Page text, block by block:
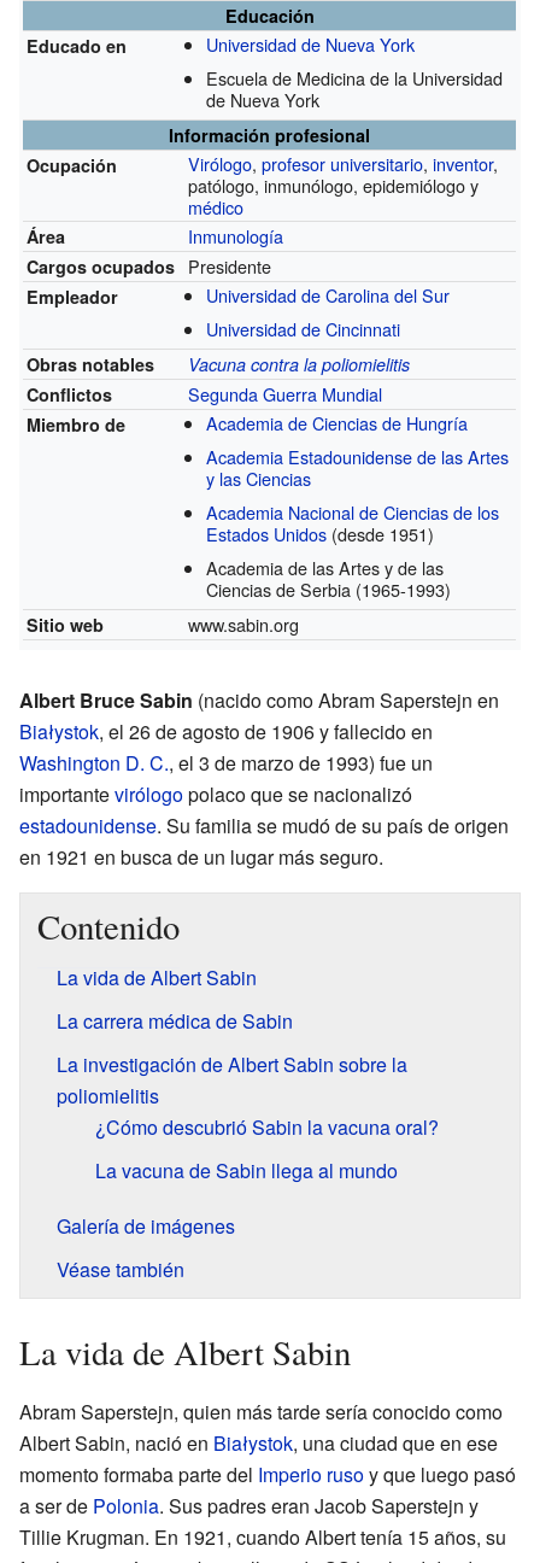
Educación
Educado en
Universidad de Nueva York
Escuela de Medicina de la Universidad
de Nueva York
Información profesional
Ocupación
Virólogo,profesor universitario,inventor,
patólogo, inmunólogo, epidemiólogo y
médico
Área Inmunología
Cargos ocupados Presidente
Empleador
Universidad de Carolina del Sur
Universidad de Cincinnati
Obras notables
Vacuna contra la poliomielitis
Conflictos
Segunda Guerra Mundial
Miembro de
Academia de Ciencias de Hungría
Academia Estadounidense de las Artes
y las Ciencias
Academia Nacional de Ciencias de los
Estados Unidos (desde 1951)
Academia de las Artes y de las
Ciencias de Serbia (1965-1993)
Sitio web www.sabin.org
Albert Bruce Sabin (nacido como Abram Saperstejn en
Białystok, el 26 de agosto de 1906 y fallecido en
Washington D. C., el 3 de marzo de 1993) fue un
importantevirólogopolaco que se nacionalizó
estadounidense. Su familia se mudó de su país de origen
en 1921 en busca de un lugar más seguro.
Contenido
La vida de Albert Sabin
La carrera médica de Sabin
La investigación de Albert Sabin sobre la
poliomielitis
¿Cómo descubrió Sabin la vacuna oral?
La vacuna de Sabin llega al mundo
Galería de imágenes
Véase también
La vida de Albert Sabin
Abram Saperstejn, quien más tarde sería conocido como
Albert Sabin, nació en Białystok, una ciudad que en ese
momento formaba parte del Imperio rusoy que luego pasó
a ser de Polonia. Sus padres eran Jacob Saperstejn y
Tillie Krugman. En 1921, cuando Albert tenía 15 años, su